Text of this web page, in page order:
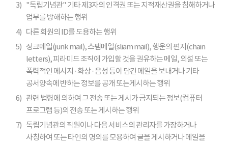
3) "독립기념관" 기타 제3자의 인격권 또는 지적재산권을 침해하거나
업무를 방해하는 행위
4) 다른 회원의 ID를 도용하는 행위
5) 정크메일(junk mail), 스팸메일(sliam mail), 행운의 편지(chain
letters), 피라미드 조직에 가입할 것을 권유하는 메일, 외설 또는
폭력적인 메시지 · 화상 · 음성 등이 담긴 메일을 보내거나 기타
공서양속에 반하는 정보를 공개 또는게시하는 행위
6) 관련 법령에 의하여 그 전송 또는 게시가 금지되는 정보(컴퓨터
프로그램 등)의 전송 또는 게시하는 행위
7) 독립기념관의 직원이나 다음 서비스의 관리자를 가장하거나
사칭하여 또는 타인의 명의를 모용하여 글을 게시하거나 메일을